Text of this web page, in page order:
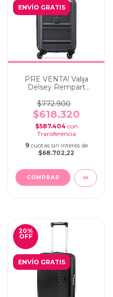
ENVÍO GRATIS
PRE VENTA! Valija
Delsey Rempart
carry on Gris Oscuro
$772.900
$618.320
$587.404 con
9 cuotas sin interés de
$68.702,22
20%
OFF
ENVÍO GRATIS